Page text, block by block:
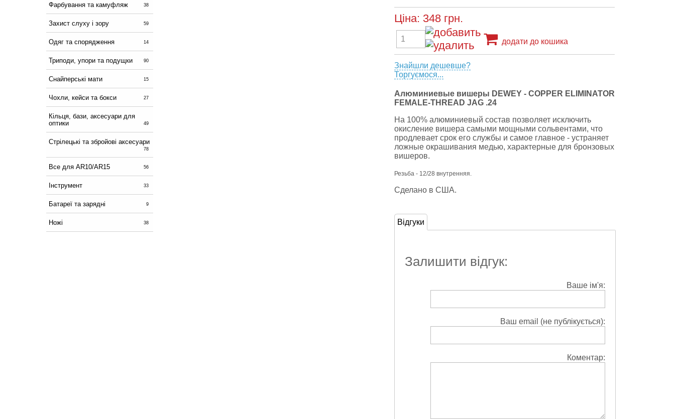
Фарбування та камуфляж 38
Захист слуху і зору 59
Одяг та спорядження 14
Триподи, упори та подущки 90
Снайперські мати 15
Чохли, кейси та бокси 27
Кільця, бази, аксесуари для
оптики
49
Стрілецькі та збройові аксесуари
78
Все для AR10/AR15 56
Інструмент 33
Батареї та зарядні 9
Ножі 38
Ціна: 348 грн.
додати до кошика
Знайшли дешевше?
Торгуємося...
Алюминиевые вишеры DEWEY - COPPER ELIMINATOR
FEMALE-THREAD JAG .24
На 100% алюминиевый состав позволяет исключить
окисление вишера самыми мощными сольвентами, что
продлевает срок его службы и самое главное - устраняет
ложные окрашивания медью, характерные для бронзовых
вишеров.
Резьба - 12/28 внутренняя.
Сделано в США.
Відгуки
Залишити відгук:
Ваше ім'я:
Ваш email (не публікується):
Коментар: